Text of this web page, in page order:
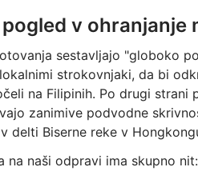
v ohranjanje
sestavljajo "globoko
strokovnjaki, da bi
na Filipinih. Po drugi strani
zanimive podvodne
delti Biserne reke v
na naši odpravi ima skupno